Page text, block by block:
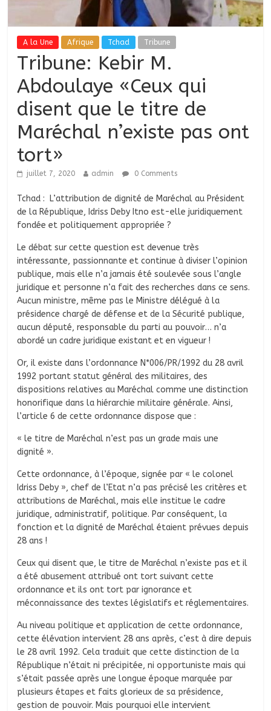
A la Une Afrique Tchad Tribune
Tribune: Kebir M.
Abdoulaye «Ceux qui
disent que le titre de
Maréchal n’existe pas ont
tort»
juillet 7, 2020 admin 0 Comments
Tchad : L’attribution de dignité de Maréchal au Président
de la République, Idriss Deby Itno est-elle juridiquement
fondée et politiquement appropriée ?
Le débat sur cette question est devenue très
intéressante, passionnante et continue à diviser l’opinion
publique, mais elle n’a jamais été soulevée sous l’angle
juridique et personne n’a fait des recherches dans ce sens.
Aucun ministre, même pas le Ministre délégué à la
présidence chargé de défense et de la Sécurité publique,
aucun député, responsable du parti au pouvoir… n’a
abordé un cadre juridique existant et en vigueur !
Or, il existe dans l’ordonnance N*006/PR/1992 du 28 avril
1992 portant statut général des militaires, des
dispositions relatives au Maréchal comme une distinction
honorifique dans la hiérarchie militaire générale. Ainsi,
l’article 6 de cette ordonnance dispose que :
« le titre de Maréchal n’est pas un grade mais une
dignité ».
Cette ordonnance, à l’époque, signée par « le colonel
Idriss Deby », chef de l’Etat n’a pas précisé les critères et
attributions de Maréchal, mais elle institue le cadre
juridique, administratif, politique. Par conséquent, la
fonction et la dignité de Maréchal étaient prévues depuis
28 ans !
Ceux qui disent que, le titre de Maréchal n’existe pas et il
a été abusement attribué ont tort suivant cette
ordonnance et ils ont tort par ignorance et
méconnaissance des textes législatifs et réglementaires.
Au niveau politique et application de cette ordonnance,
cette élévation intervient 28 ans après, c’est à dire depuis
le 28 avril 1992. Cela traduit que cette distinction de la
République n’était ni précipitée, ni opportuniste mais qui
s’était passée après une longue époque marquée par
plusieurs étapes et faits glorieux de sa présidence,
gestion de pouvoir. Mais pourquoi elle intervient